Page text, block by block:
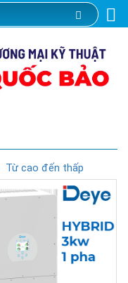
Từ cao đến thấp